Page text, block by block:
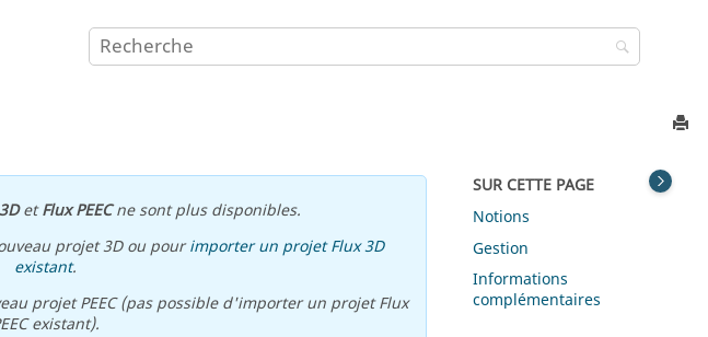
etFlux PEECne sont plus disponibles.
projet 3D ou pourimporter un projet Flux 3D
existant.
projet PEEC (pas possible d'importer un projet Flux
existant).
SUR CETTE PAGE
Notions
Gestion
Informations
complémentaires